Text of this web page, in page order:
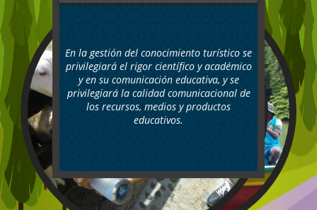
En la gestión del conocimiento turístico se
privilegiará el rigor científico y académico
y en su comunicación educativa, y se
privilegiará la calidad comunicacional de
los recursos, medios y productos
educativos.
a
del
base
costo
de
y
de